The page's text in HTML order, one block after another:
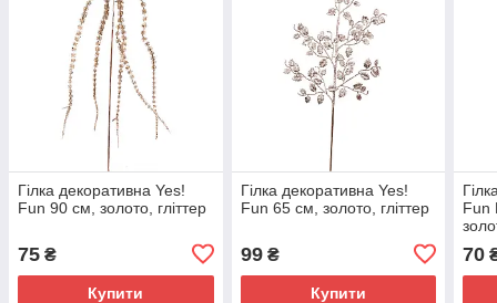
Гілка декоративна Yes!
Fun 90 см, золото, гліттер
75 ₴
Купити
Гілка декоративна Yes!
Fun 65 см, золото, гліттер
99₴
Купити
Fun
70